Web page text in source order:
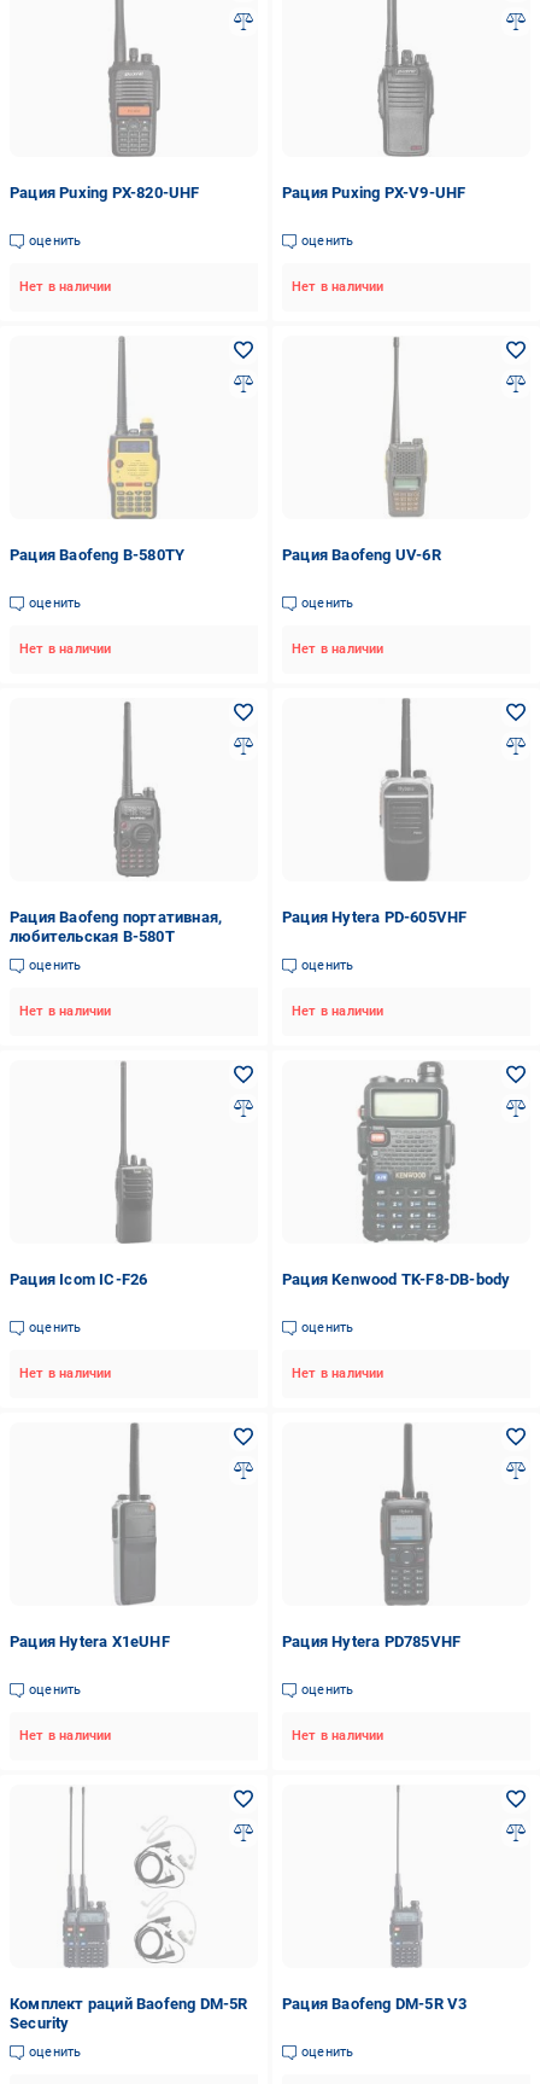
Рация Puxing PX-820-UHF
оценить
Нет в наличии
Рация Puxing PX-V9-UHF
оценить
Нет в наличии
Рация Baofeng B-580TY
оценить
Нет в наличии
Рация Baofeng UV-6R
оценить
Нет в наличии
Рация Baofeng портативная,
любительская B-580T
оценить
Нет в наличии
Рация Hytera PD-605VHF
оценить
Нет в наличии
Рация Icom IC-F26
оценить
Нет в наличии
Рация Kenwood TK-F8-DB-body
оценить
Нет в наличии
Рация Hytera X1eUHF
оценить
Нет в наличии
Рация Hytera PD785VHF
оценить
Нет в наличии
Комплект раций Baofeng DM-5R
Security
оценить
Рация Baofeng DM-5R V3
оценить